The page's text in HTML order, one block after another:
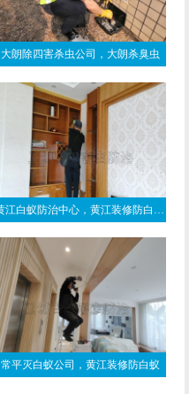
大朗除四害杀虫公司，大朗杀臭虫
常平灭白蚁公司，黄江装修防白蚁